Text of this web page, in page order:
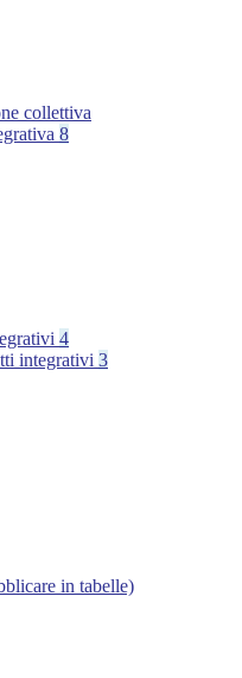
collettiva
8
4
integrativi 3
in tabelle)